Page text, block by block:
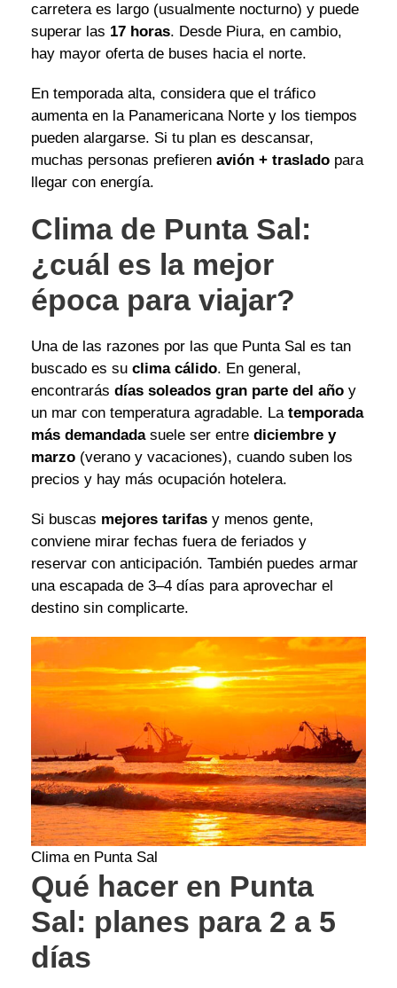
carretera es largo (usualmente nocturno) y puede
superar las 17 horas. Desde Piura, en cambio,
hay mayor oferta de buses hacia el norte.
En temporada alta, considera que el tráfico
aumenta en la Panamericana Norte y los tiempos
pueden alargarse. Si tu plan es descansar,
muchas personas prefieren avión + traslado para
llegar con energía.
Clima de Punta Sal:
¿cuál es la mejor
época para viajar?
Una de las razones por las que Punta Sal es tan
buscado es su clima cálido. En general,
encontrarás días soleados gran parte del año y
un mar con temperatura agradable. La temporada
más demandadasuele ser entre diciembre y
marzo (verano y vacaciones), cuando suben los
precios y hay más ocupación hotelera.
Si buscas mejores tarifas y menos gente,
conviene mirar fechas fuera de feriados y
reservar con anticipación. También puedes armar
una escapada de 3–4 días para aprovechar el
destino sin complicarte.
Clima en Punta Sal
Qué hacer en Punta
Sal: planes para 2 a 5
días